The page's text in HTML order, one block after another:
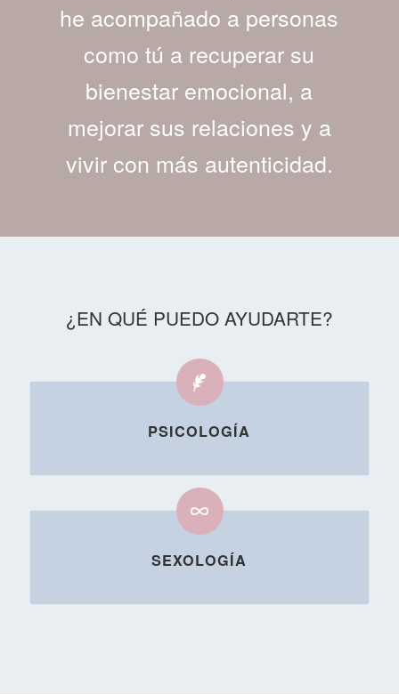
he acompañado a personas
como tú a recuperar su
bienestar emocional, a
mejorar sus relaciones y a
vivir con más autenticidad.
¿EN QUÉ PUEDO AYUDARTE?
PSICOLOGÍA
SEXOLOGÍA